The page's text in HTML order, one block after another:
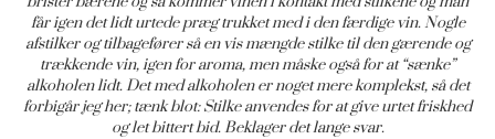
får igen det lidt urtede præg trukket med i den færdige vin. Nogle
afstilker og tilbagefører så en vis mængde stilke til den gærende og
trækkende vin, igen for aroma, men måske også for at “sænke”
alkoholen lidt. Det med alkoholen er noget mere komplekst, så det
forbigår jeg her; tænk blot: Stilke anvendes for at give urtet friskhed
og let bittert bid. Beklager det lange svar.